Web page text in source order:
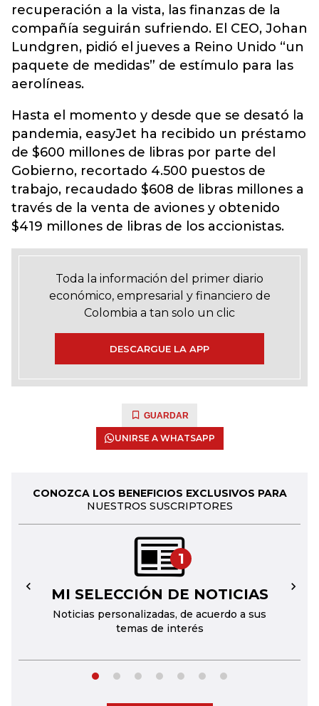
recuperación a la vista, las finanzas de la
compañía seguirán sufriendo. El CEO, Johan
Lundgren, pidió el jueves a Reino Unido “un
paquete de medidas” de estímulo para las
aerolíneas.
Hasta el momento y desde que se desató la
pandemia, easyJet ha recibido un préstamo
de $600 millones de libras por parte del
Gobierno, recortado 4.500 puestos de
trabajo, recaudado $608 de libras millones a
través de la venta de aviones y obtenido
$419 millones de libras de los accionistas.
Toda la información del primer diario
económico, empresarial y financiero de
Colombia a tan solo un clic
DESCARGUE LA APP
GUARDAR
UNIRSE A WHATSAPP
CONOZCA LOS BENEFICIOS EXCLUSIVOS PARA
NUESTROS SUSCRIPTORES
1
MI SELECCIÓN DE NOTICIAS
Noticias personalizadas, de acuerdo a sus
temas de interés
← →